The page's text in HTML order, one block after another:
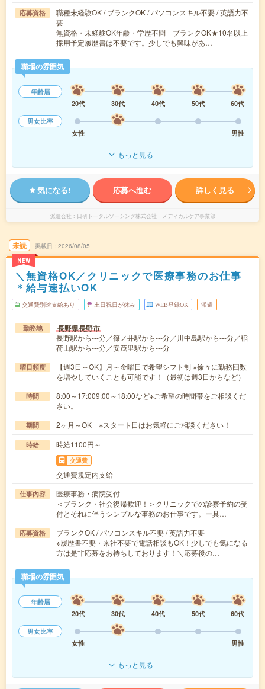
応募資格
職種未経験OK / ブランクOK / パソコンスキル不要 / 英語力不
要
無資格・未経験OK年齢・学歴不問 ブランクOK★10名以上
採用予定履歴書は不要です。少しでも興味があ…
職場の雰囲気
年齢層
20代
30代 40代 50代
60代
男女比率
女性
男性
もっと見る
気になる! 応募へ進む 詳しく見る
派遣会社 日研トータルソーシング株式会社 メディカルケア事業部
未読
NEW
掲載日 2026/08/05
＼無資格OK／クリニックで医療事務のお仕事
＊給与速払いOK
交通費別途支給あり 土日祝日が休み WEB登録OK 派遣
勤務地 長野県長野市
長野駅から---分／篠ノ井駅から---分／川中島駅から---分／稲
荷山駅から---分／安茂里駅から---分
曜日頻度
【週3日～OK】月～金曜日で希望シフト制 ※徐々に勤務回数
を増やしていくことも可能です！（最初は週3日からなど）
時間
8:00～17:009:00～18:00など※ご希望の時間帯をご相談くだ
さい。
期間 2ヶ月～OK ※スタート日はお気軽にご相談ください！
時給 時給1100円～
交通費
交通費規定内支給
仕事内容
医療事務・病院受付
＜ブランク・社会復帰歓迎！＞クリニックでの診察予約の受
付とそれに伴うシンプルな事務のお仕事です。ー具…
応募資格
ブランクOK / パソコンスキル不要 / 英語力不要
※履歴書不要・来社不要で電話相談もOK！少しでも気になる
方は是非応募をお待ちしております！＼応募後の…
職場の雰囲気
年齢層
20代
30代 40代 50代
60代
男女比率
女性
男性
もっと見る